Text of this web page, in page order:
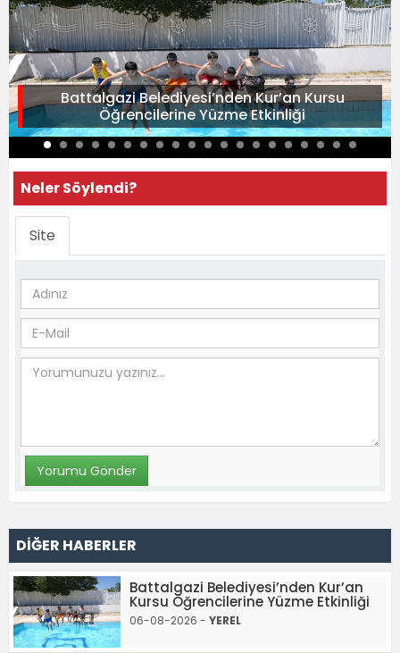
Battalgazi Belediyesi’nden Kur’an Kursu
Öğrencilerine Yüzme Etkinliği
Neler Söylendi?
Site
DİĞER HABERLER
Battalgazi Belediyesi’nden Kur’an
Kursu Öğrencilerine Yüzme Etkinliği
06-08-2026 - YEREL